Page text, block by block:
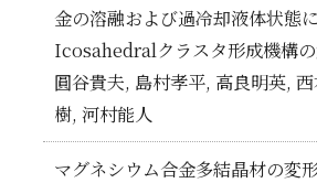
金の溶融および過冷却液体状態
Icosahedralクラスタ形成機構
圓谷貴夫, 島村孝平, 高良明英,
樹, 河村能人
マグネシウム合金多結晶材の変